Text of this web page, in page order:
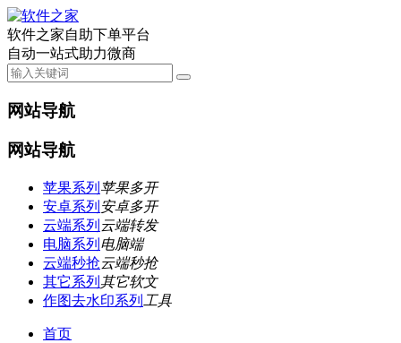
软件之家自助下单平台
自动一站式助力微商
网站导航
网站导航
苹果系列 苹果多开
安卓系列 安卓多开
云端系列 云端转发
电脑系列 电脑端
云端秒抢云端秒抢
其它系列 其它软文
作图去水印系列 工具
首页